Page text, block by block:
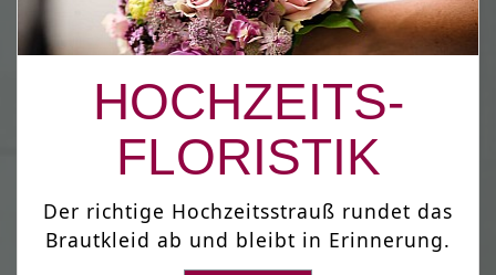
HOCHZEITS-
FLORISTIK
Der richtige Hochzeitsstrauß rundet das
Brautkleid ab und bleibt in Erinnerung.